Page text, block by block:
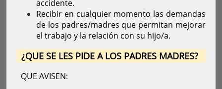
accidente.
Recibir en cualquier momento las demandas
de los padres/madres que permitan mejorar
el trabajo y la relación con su hijo/a.
¿QUE SE LES PIDE A LOS PADRES MADRES?
QUE AVISEN: